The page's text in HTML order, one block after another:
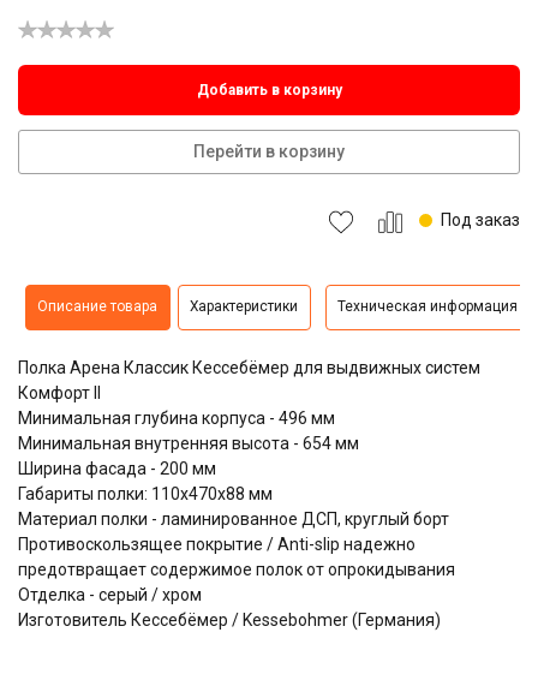
Добавить в корзину
Перейти в корзину
Под заказ
Описание товара Характеристики Техническая информация
Полка Арена Классик Кессебёмер для выдвижных систем
Комфорт II
Минимальная глубина корпуса - 496 мм
Минимальная внутренняя высота - 654 мм
Ширина фасада - 200 мм
Габариты полки: 110х470х88 мм
Материал полки - ламинированное ДСП, круглый борт
Противоскользящее покрытие / Anti-slip надежно
предотвращает содержимое полок от опрокидывания
Отделка - серый / хром
Изготовитель Кессебёмер / Kessebohmer (Германия)